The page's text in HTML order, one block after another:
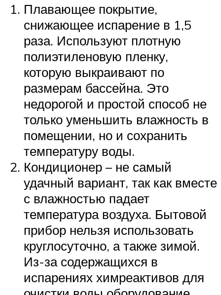
Плавающее покрытие,
снижающее испарение в 1,5
раза. Используют плотную
полиэтиленовую пленку,
которую выкраивают по
размерам бассейна. Это
недорогой и простой способ не
только уменьшить влажность в
помещении, но и сохранить
температуру воды.
Кондиционер – не самый
удачный вариант, так как вместе
с влажностью падает
температура воздуха. Бытовой
прибор нельзя использовать
круглосуточно, а также зимой.
Из-за содержащихся в
испарениях химреактивов для